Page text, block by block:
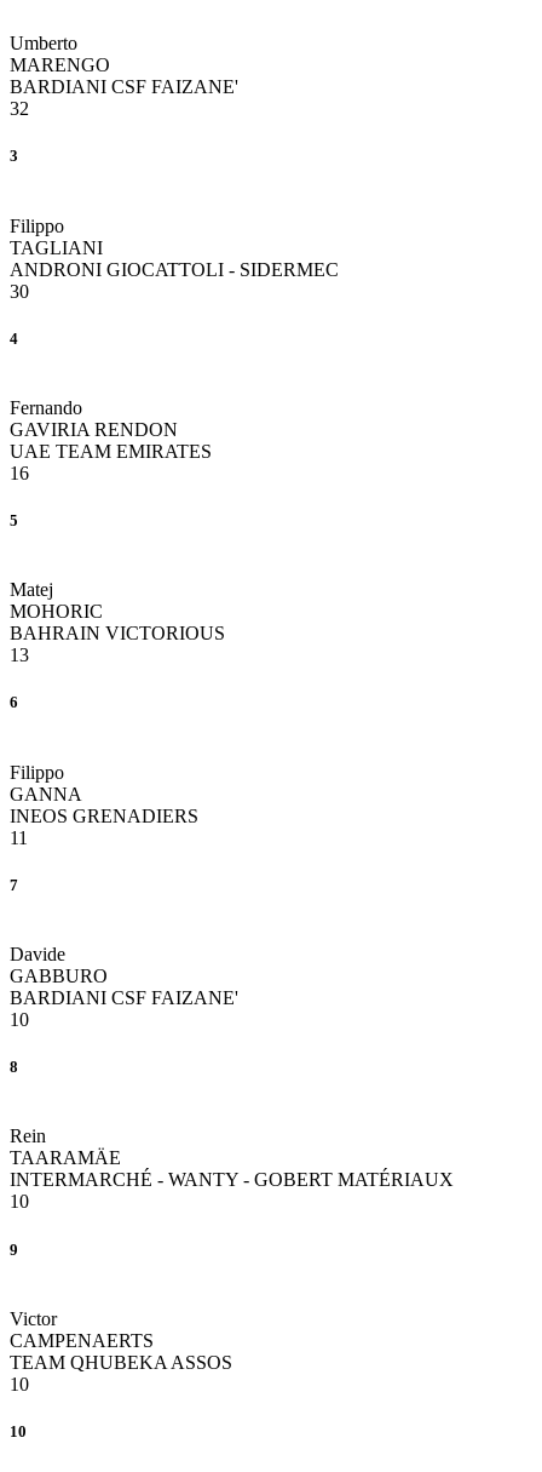
Umberto
MARENGO
BARDIANI CSF FAIZANE'
32
3
Filippo
TAGLIANI
ANDRONI GIOCATTOLI - SIDERMEC
30
4
Fernando
GAVIRIA RENDON
UAE TEAM EMIRATES
16
5
Matej
MOHORIC
BAHRAIN VICTORIOUS
13
6
Filippo
GANNA
INEOS GRENADIERS
11
7
Davide
GABBURO
BARDIANI CSF FAIZANE'
10
8
Rein
TAARAMÄE
INTERMARCHÉ - WANTY - GOBERT MATÉRIAUX
10
9
Victor
CAMPENAERTS
TEAM QHUBEKA ASSOS
10
10